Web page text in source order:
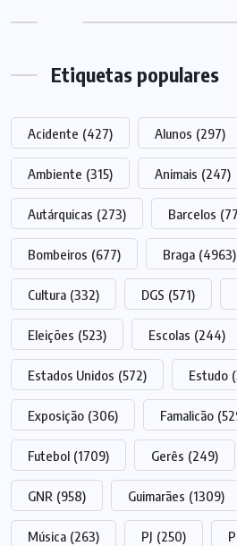
Etiquetas populares
Acidente (427) Alunos (297)
Ambiente (315) Animais (247)
Autárquicas (273) Barcelos
Bombeiros (677) Braga (4963)
Cultura (332) DGS (571)
Eleições (523) Escolas (244)
Estados Unidos (572) Estudo
Exposição (306) Famalicão
Futebol (1709) Gerês (249)
GNR (958) Guimarães (1309)
Música (263) PJ (250)